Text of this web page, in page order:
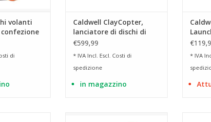
volanti
di
Caldwell ClayCopter,
lanciatore di dischi di
argilla superficie-aria
€599,99
* IVA Incl. Escl. Costi di
spedizione
in magazzino
dischi
* IVA